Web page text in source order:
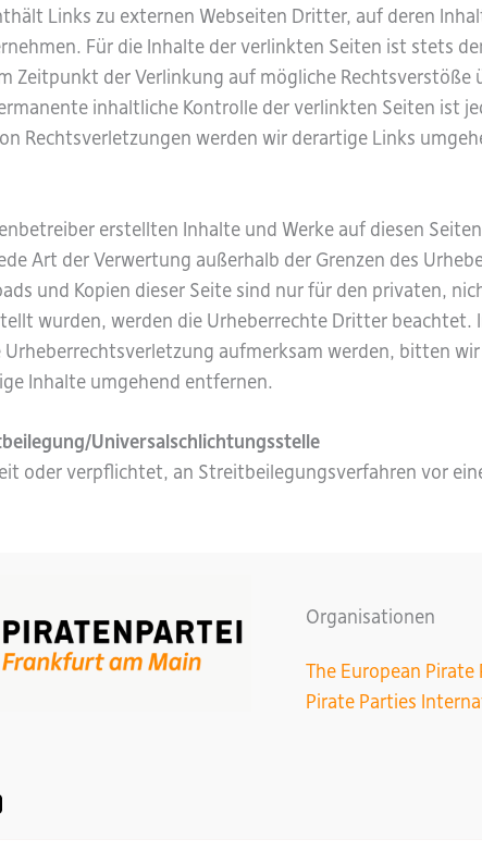
Links zu externen Webseiten Dritter, auf deren
Für die Inhalte der verlinkten Seiten ist stets
Zeitpunkt der Verlinkung auf mögliche
inhaltliche Kontrolle der verlinkten Seiten ist
Rechtsverletzungen werden wir derartige Links
erstellten Inhalte und Werke auf diesen
Art der Verwertung außerhalb der Grenzen des
und Kopien dieser Seite sind nur für den privaten,
wurden, werden die Urheberrechte Dritter
aufmerksam werden, bitten
Inhalte umgehend entfernen.
Universalschlichtungsstelle
oder verpflichtet, an Streitbeilegungsverfahren vor
Organisationen
The European Pirate
Pirate Parties